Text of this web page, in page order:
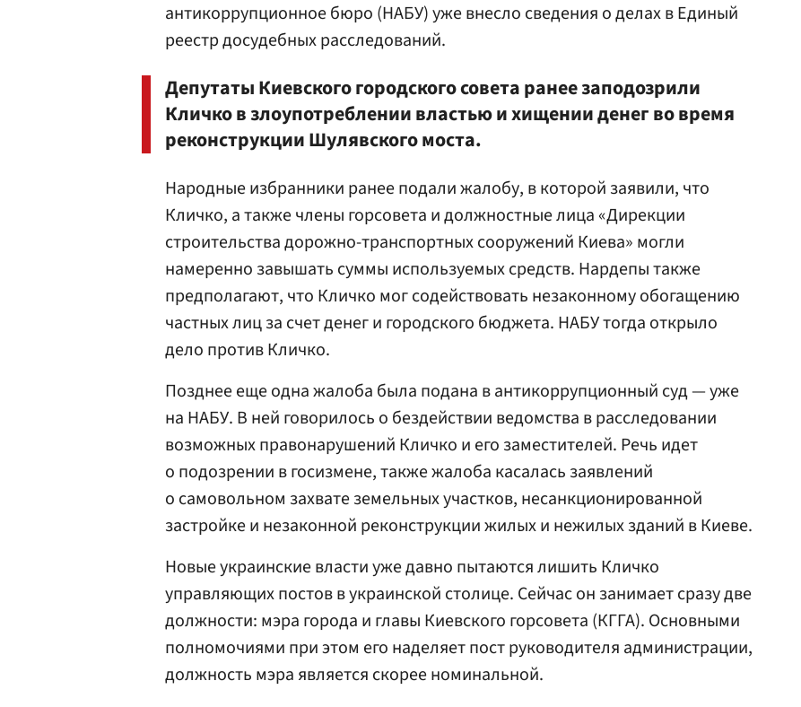
антикоррупционное бюро (НАБУ) уже внесло сведения о делах в Единый
реестр досудебных расследований.
Депутаты Киевского городского совета ранее заподозрили
Кличко в злоупотреблении властью и хищении денег во время
реконструкции Шулявского моста.
Народные избранники ранее подали жалобу, в которой заявили, что
Кличко, а также члены горсовета и должностные лица «Дирекции
строительства дорожно-транспортных сооружений Киева» могли
намеренно завышать суммы используемых средств. Нардепы также
предполагают, что Кличко мог содействовать незаконному обогащению
частных лиц за счет денег и городского бюджета. НАБУ тогда открыло
дело против Кличко.
Позднее еще одна жалоба была подана в антикоррупционный суд — уже
на НАБУ. В ней говорилось о бездействии ведомства в расследовании
возможных правонарушений Кличко и его заместителей. Речь идет
о подозрении в госизмене, также жалоба касалась заявлений
о самовольном захвате земельных участков, несанкционированной
застройке и незаконной реконструкции жилых и нежилых зданий в Киеве.
Новые украинские власти уже давно пытаются лишить Кличко
управляющих постов в украинской столице. Сейчас он занимает сразу две
должности: мэра города и главы Киевского горсовета (КГГА). Основными
полномочиями при этом его наделяет пост руководителя администрации,
должность мэра является скорее номинальной.